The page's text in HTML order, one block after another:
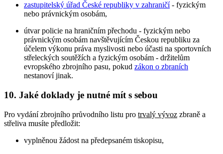
zastupitelský úřad České republiky v zahraničí- fyzickým
nebo právnickým osobám,
útvar policie na hraničním přechodu - fyzickým nebo
právnickým osobám navštěvujícím Českou republiku za
účelem výkonu práva myslivosti nebo účasti na sportovních
střeleckých soutěžích a fyzickým osobám - držitelům
evropského zbrojního pasu, pokud zákon o zbraních
nestanoví jinak.
10. Jaké doklady je nutné mít s sebou
Pro vydání zbrojního průvodního listu pro trvalý vývoz zbraně a
střeliva musíte předložit:
vyplněnou žádost na předepsaném tiskopisu,